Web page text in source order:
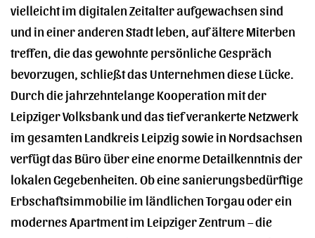
vielleicht im digitalen Zeitalter aufgewachsen sind
und in einer anderen Stadt leben, auf ältere Miterben
treffen, die das gewohnte persönliche Gespräch
bevorzugen, schließt das Unternehmen diese Lücke.
Durch die jahrzehntelange Kooperation mit der
Leipziger Volksbank und das tief verankerte Netzwerk
im gesamten Landkreis Leipzig sowie in Nordsachsen
verfügt das Büro über eine enorme Detailkenntnis der
lokalen Gegebenheiten. Ob eine sanierungsbedürftige
Erbschaftsimmobilie im ländlichen Torgau oder ein
modernes Apartment im Leipziger Zentrum – die